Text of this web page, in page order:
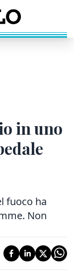
in uno
fuoco ha
Non